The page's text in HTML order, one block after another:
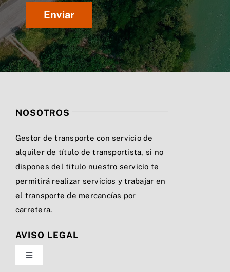
NOSOTROS
Gestor de transporte con servicio de
alquiler de título de transportista, si no
dispones del título nuestro servicio te
permitirá realizar servicios y trabajar en
el transporte de mercancías por
carretera.
AVISO LEGAL
Toggle
Navigation